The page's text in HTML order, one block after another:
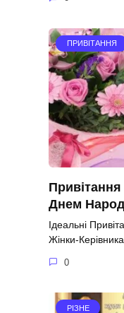
ПРИВІТАННЯ
Привітання
Днем
Ідеальні
Жінки-Керівника
0
РІЗНЕ